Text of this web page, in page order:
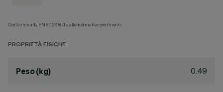
Conforme alla EN60598-1 e alle normative pertinenti.
PROPRIETÀ FISICHE
Peso (kg) 0.49